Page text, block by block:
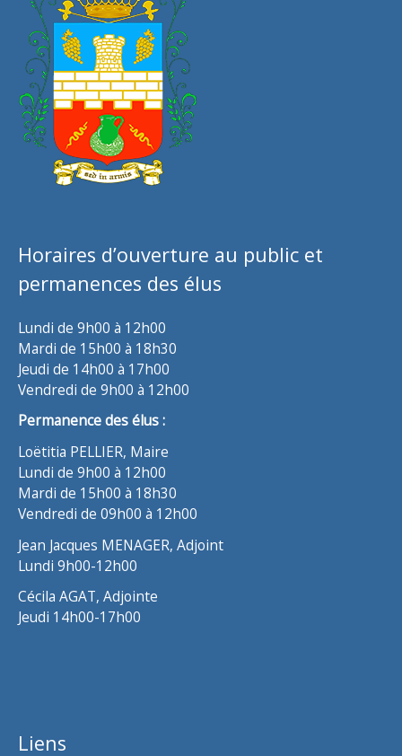
Horaires d’ouverture au public et
permanences des élus
Lundi de 9h00 à 12h00
Mardi de 15h00 à 18h30
Jeudi de 14h00 à 17h00
Vendredi de 9h00 à 12h00
Permanence des élus :
Loëtitia PELLIER, Maire
Lundi de 9h00 à 12h00
Mardi de 15h00 à 18h30
Vendredi de 09h00 à 12h00
Jean Jacques MENAGER, Adjoint
Lundi 9h00-12h00
Cécila AGAT, Adjointe
Jeudi 14h00-17h00
Liens